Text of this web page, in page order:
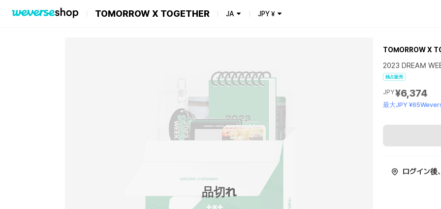
TOMORROW X TOGETHER JA JPY¥
品切れ
TOMORROW X
2023 DREAM
独占販売
JPY¥6,374
最大JPY
ログイン後